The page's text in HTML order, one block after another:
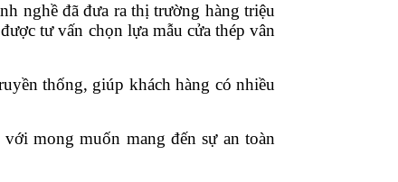
nghề đã đưa ra thị trường hàng triệu
tư vấn chọn lựa mẫu cửa thép vân
thống, giúp khách hàng có nhiều
mong muốn mang đến sự an toàn